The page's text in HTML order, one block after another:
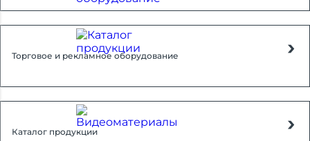
Торговое и рекламное оборудование
Каталог продукции